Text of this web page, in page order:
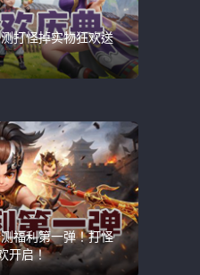
打怪掉实物狂欢送
福利第一弹！打怪
开启！